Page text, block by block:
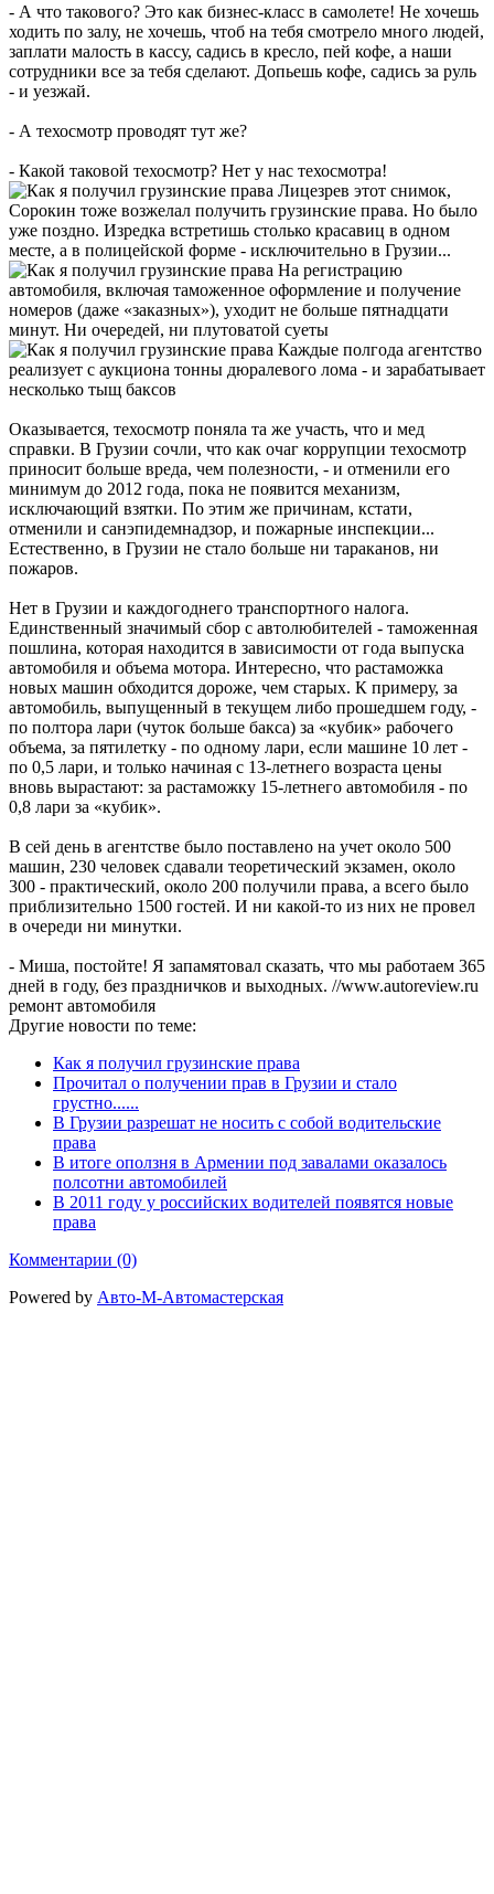
- А что такового? Это как бизнес-класс в самолете! Не хочешь
ходить по залу, не хочешь, чтоб на тебя смотрело много людей,
заплати малость в кассу, садись в кресло, пей кофе, а наши
сотрудники все за тебя сделают. Допьешь кофе, садись за руль
- и уезжай.
- А техосмотр проводят тут же?
- Какой таковой техосмотр? Нет у нас техосмотра!
Лицезрев этот снимок,
Сорокин тоже возжелал получить грузинские права. Но было
уже поздно. Изредка встретишь столько красавиц в одном
месте, а в полицейской форме - исключительно в Грузии...
На регистрацию
автомобиля, включая таможенное оформление и получение
номеров (даже «заказных»), уходит не больше пятнадцати
минут. Ни очередей, ни плутоватой суеты
Каждые полгода агентство
реализует с аукциона тонны дюралевого лома - и зарабатывает
несколько тыщ баксов
Оказывается, техосмотр поняла та же участь, что и мед
справки. В Грузии сочли, что как очаг коррупции техосмотр
приносит больше вреда, чем полезности, - и отменили его
минимум до 2012 года, пока не появится механизм,
исключающий взятки. По этим же причинам, кстати,
отменили и санэпидемнадзор, и пожарные инспекции...
Естественно, в Грузии не стало больше ни тараканов, ни
пожаров.
Нет в Грузии и каждогоднего транспортного налога.
Единственный значимый сбор с автолюбителей - таможенная
пошлина, которая находится в зависимости от года выпуска
автомобиля и объема мотора. Интересно, что растаможка
новых машин обходится дороже, чем старых. К примеру, за
автомобиль, выпущенный в текущем либо прошедшем году, -
по полтора лари (чуток больше бакса) за «кубик» рабочего
объема, за пятилетку - по одному лари, если машине 10 лет -
по 0,5 лари, и только начиная с 13-летнего возраста цены
вновь вырастают: за растаможку 15-летнего автомобиля - по
0,8 лари за «кубик».
В сей день в агентстве было поставлено на учет около 500
машин, 230 человек сдавали теоретический экзамен, около
300 - практический, около 200 получили права, а всего было
приблизительно 1500 гостей. И ни какой-то из них не провел
в очереди ни минутки.
- Миша, постойте! Я запамятовал сказать, что мы работаем 365
дней в году, без праздничков и выходных. //www.autoreview.ru
ремонт автомобиля
Другие новости по теме:
Как я получил грузинские права
Прочитал о получении прав в Грузии и стало
грустно......
В Грузии разрешат не носить с собой водительские
права
В итоге оползня в Армении под завалами оказалось
полсотни автомобилей
В 2011 году у российских водителей появятся новые
права
Комментарии (0)
Powered by Авто-М-Автомастерская